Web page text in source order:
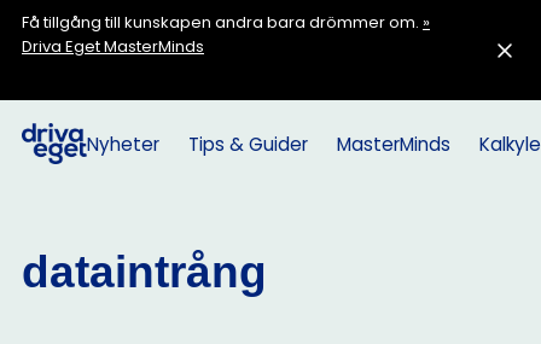
Få tillgång till kunskapen andra bara drömmer om. »
Driva Eget MasterMinds
Nyheter Tips & Guider MasterMinds
dataintrång